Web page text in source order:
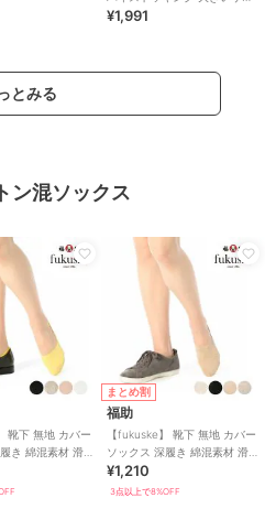
ズ レディース 靴下 レッグウェ
¥1,991
とみる
ン混ソックス
靴下 無地 カバー
き 綿混素材 滑り
まとめ割
福助
【fukuske】 靴下 無地 カバー
ソックス 深履き 綿混素材 滑り
止め付き
¥1,210
3点以上で8%OFF